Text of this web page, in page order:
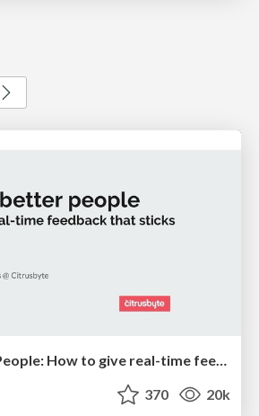
Building Better People: How to give real-time feedback that sticks.
370 20k